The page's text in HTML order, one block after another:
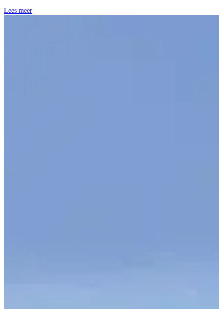
Lees meer